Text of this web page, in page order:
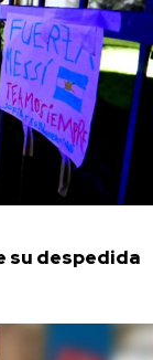
su despedida